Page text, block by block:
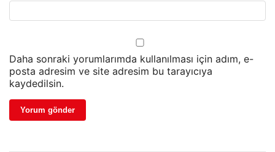
Daha sonraki yorumlarımda kullanılması için adım, e-
posta adresim ve site adresim bu tarayıcıya
kaydedilsin.